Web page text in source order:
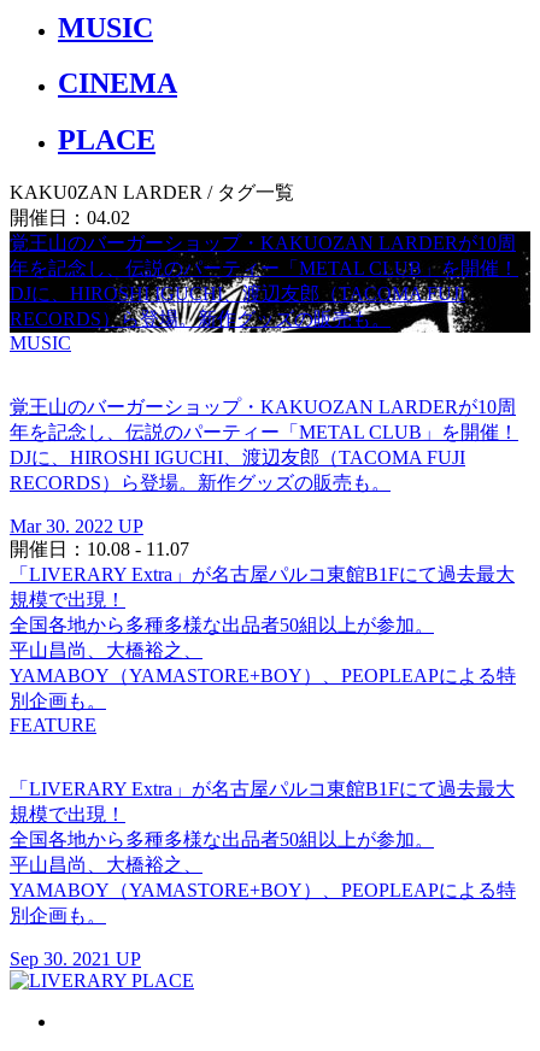
MUSIC
CINEMA
PLACE
KAKU0ZAN LARDER / タグ一覧
開催日：04.02
覚王山のバーガーショップ・KAKUOZAN LARDERが10周
年を記念し、伝説のパーティー「METAL CLUB」を開催！
DJに、HIROSHI IGUCHI、渡辺友郎（TACOMA FUJI
RECORDS）ら登場。新作グッズの販売も。
MUSIC
覚王山のバーガーショップ・KAKUOZAN LARDERが10周
年を記念し、伝説のパーティー「METAL CLUB」を開催！
DJに、HIROSHI IGUCHI、渡辺友郎（TACOMA FUJI
RECORDS）ら登場。新作グッズの販売も。
Mar 30. 2022 UP
開催日：10.08 - 11.07
「LIVERARY Extra」が名古屋パルコ東館B1Fにて過去最大
規模で出現！
全国各地から多種多様な出品者50組以上が参加。
平山昌尚、大橋裕之、
YAMABOY（YAMASTORE+BOY）、PEOPLEAPによる特
別企画も。
FEATURE
「LIVERARY Extra」が名古屋パルコ東館B1Fにて過去最大
規模で出現！
全国各地から多種多様な出品者50組以上が参加。
平山昌尚、大橋裕之、
YAMABOY（YAMASTORE+BOY）、PEOPLEAPによる特
別企画も。
Sep 30. 2021 UP